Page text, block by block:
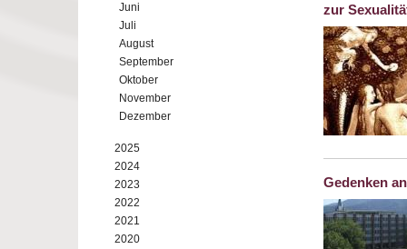
Juni
Juli
August
September
Oktober
November
Dezember
2025
2024
2023
2022
2021
2020
zur
Gedenken